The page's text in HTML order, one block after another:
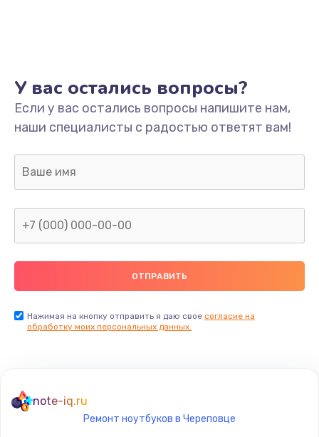
У вас остались вопросы?
Если у вас остались вопросы напишите нам,
наши специалисты с радостью ответят вам!
Нажимая на кнопку отправить я даю свое согласие на
обработку моих персональных данных.
note-iq.ru
Ремонт ноутбуков в Череповце